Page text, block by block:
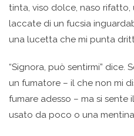
tinta, viso dolce, naso
laccate di un fucsia
una lucetta che mi punta
“Signora, può sentirmi” dice.
un fumatore – il che non mi
fumare adesso – ma si sente
usato da poco o una